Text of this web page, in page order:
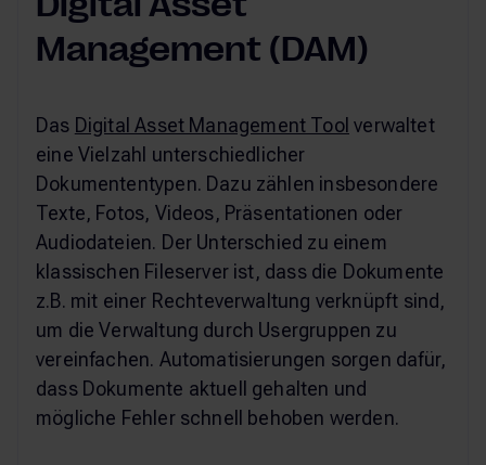
Management (DAM)
Das Digital Asset Management Tool verwaltet
eine Vielzahl unterschiedlicher
Dokumententypen. Dazu zählen insbesondere
Texte, Fotos, Videos, Präsentationen oder
Audiodateien. Der Unterschied zu einem
klassischen Fileserver ist, dass die Dokumente
z.B. mit einer Rechteverwaltung verknüpft sind,
um die Verwaltung durch Usergruppen zu
vereinfachen. Automatisierungen sorgen dafür,
dass Dokumente aktuell gehalten und
mögliche Fehler schnell behoben werden.